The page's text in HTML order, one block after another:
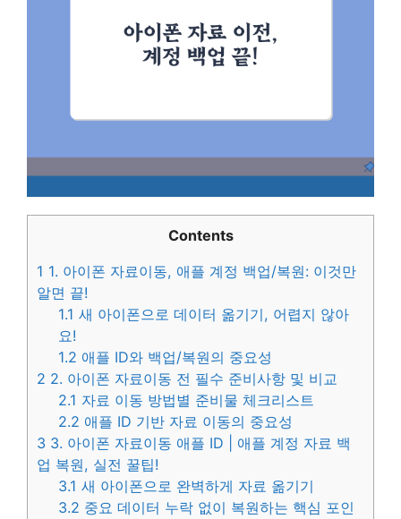
Contents
1 1. 아이폰 자료이동, 애플 계정 백업/복원: 이것만
알면 끝!
1.1 새 아이폰으로 데이터 옮기기, 어렵지 않아
요!
1.2 애플 ID와 백업/복원의 중요성
2 2. 아이폰 자료이동 전 필수 준비사항 및 비교
2.1 자료 이동 방법별 준비물 체크리스트
2.2 애플 ID 기반 자료 이동의 중요성
3 3. 아이폰 자료이동 애플 ID | 애플 계정 자료 백
업 복원, 실전 꿀팁!
3.1 새 아이폰으로 완벽하게 자료 옮기기
3.2 중요 데이터 누락 없이 복원하는 핵심 포인